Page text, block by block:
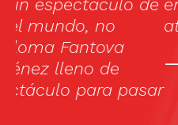
entertainment?
at Cardamomo.
—luxos.com